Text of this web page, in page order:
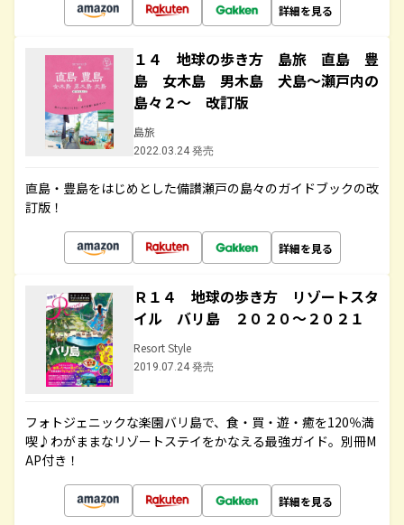
詳細を見る
１４ 地球の歩き方 島旅 直島 豊
島 女木島 男木島 犬島～瀬戸内の
島々２～ 改訂版
島旅
2022.03.24 発売
直島・豊島をはじめとした備讃瀬戸の島々のガイドブックの改
訂版！
詳細を見る
Ｒ１４ 地球の歩き方 リゾートスタ
イル バリ島 ２０２０～２０２１
Resort Style
2019.07.24 発売
フォトジェニックな楽園バリ島で、食・買・遊・癒を120％満
喫♪わがままなリゾートステイをかなえる最強ガイド。別冊M
AP付き！
詳細を見る